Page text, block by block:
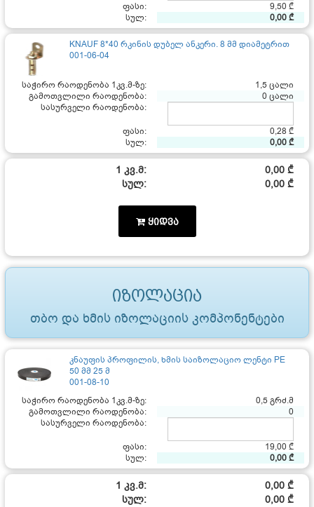
ფასი:
9,50 ₾
სულ:
0,00 ₾
KNAUF 8*40 რკინის დუბელ ანკერი. 8 მმ დიამეტრით
001-06-04
საჭირო რაოდენობა 1კვ.მ-ზე:
1,5 ცალი
გამოთვლილი რაოდენობა:
0 ცალი
სასურველი რაოდენობა:
ფასი:
0,28 ₾
სულ:
0,00 ₾
1 კვ.მ:
0,00 ₾
სულ:
0,00 ₾
ყიდვა
იზოლაცია
თბო და ხმის იზოლაციის კომპონენტები
კნაუფის პროფილის, ხმის საიზოლაციო ლენტი PE
50 მმ 25 მ
001-08-10
საჭირო რაოდენობა 1კვ.მ-ზე:
0,5 გრძ.მ
გამოთვლილი რაოდენობა:
0
სასურველი რაოდენობა:
ფასი:
19,00 ₾
სულ:
0,00 ₾
1 კვ.მ:
0,00 ₾
სულ:
0,00 ₾